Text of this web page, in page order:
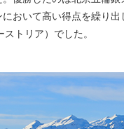
において高い得点を繰り
トリア）でした。